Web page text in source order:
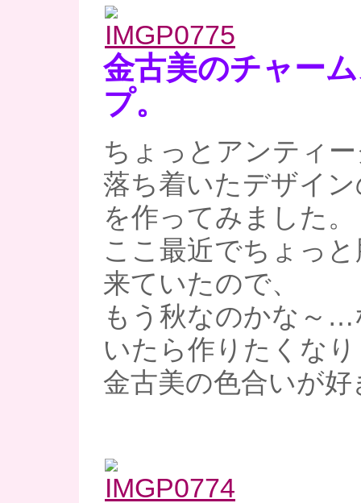
金古美のチャー
プ。
ちょっとアンティ
落ち着いたデザイ
を作ってみました。
ここ最近でちょっ
来ていたので、
もう秋なのかな～
いたら作りたくな
金古美の色合いが